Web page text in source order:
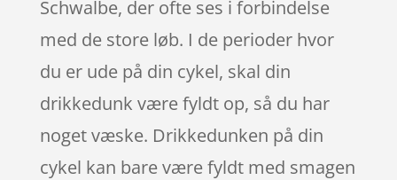
Schwalbe, der ofte ses i forbindelse
med de store løb. I de perioder hvor
du er ude på din cykel, skal din
drikkedunk være fyldt op, så du har
noget væske. Drikkedunken på din
cykel kan bare være fyldt med smagen